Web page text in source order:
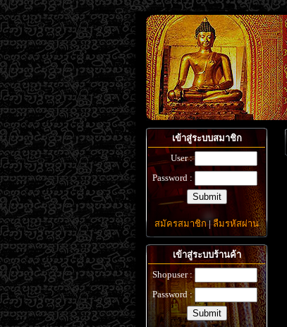
เข้าสู่ระบบสมาชิก
User :
Password :
สมัครสมาชิก|ลืมรหัสผ่าน
เข้าสู่ระบบร้านค้า
Shopuser :
Password :